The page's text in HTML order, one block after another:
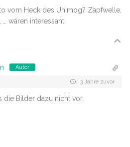
vom Heck des Unimog? Zapfwelle,
… wären interessant
Autor
3 Jahre zuvor
die Bilder dazu nicht vor.